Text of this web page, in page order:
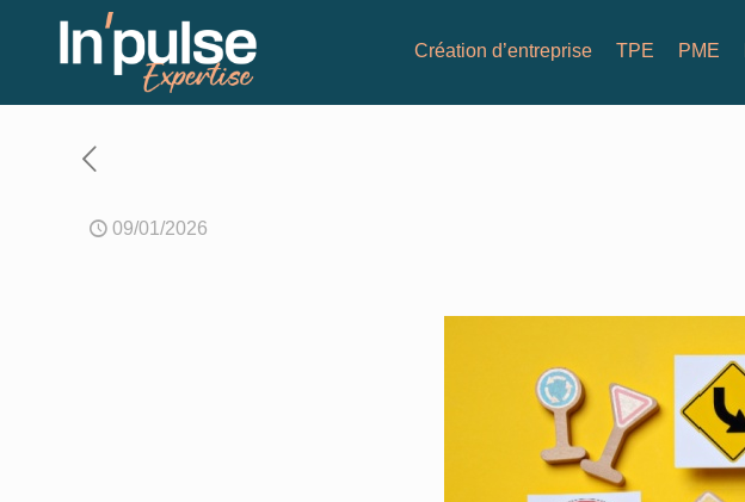
Création d’entreprise TPE PME
09/01/2026